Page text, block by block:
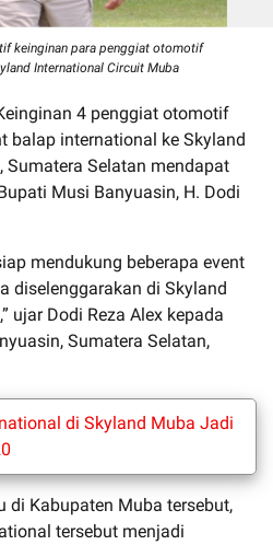
keinginan para penggiat otomotif
International Circuit Muba
4 penggiat otomotif
balap international ke Skyland
Sumatera Selatan mendapat
Musi Banyuasin, H. Dodi
mendukung beberapa event
di Skyland
ujar Dodi Reza Alex kepada
Sumatera Selatan,
di Skyland Muba Jadi
di Kabupaten Muba tersebut,
tersebut menjadi